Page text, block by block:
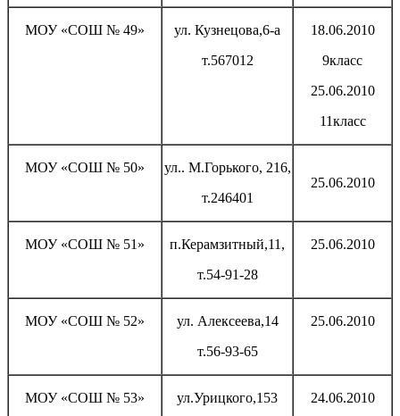
МОУ «СОШ № 49»
ул. Кузнецова,6-а
т.567012
18.06.2010
9класс
25.06.2010
11класс
МОУ «СОШ № 50»
ул.. М.Горького, 216,
т.246401
25.06.2010
МОУ «СОШ № 51»
п.Керамзитный,11,
т.54-91-28
25.06.2010
МОУ «СОШ № 52»
ул. Алексеева,14
т.56-93-65
25.06.2010
МОУ «СОШ № 53»
ул.Урицкого,153
24.06.2010